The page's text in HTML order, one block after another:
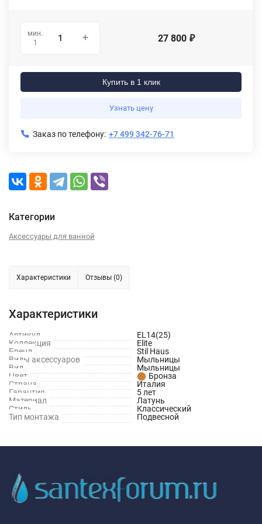
мин.
1
27 800 ₽
Купить в 1 клик
Узнать цену
Заказ по телефону: +7 499 342-76-71
Категории
Аксессуары для ванной
Характеристики Отзывы (0)
Характеристики
Артикул
EL14(25)
Коллекция
Elite
Бренд
Stil Haus
Виды аксессуаров
Мыльницы
Вид
Мыльницы
Цвет
Бронза
Страна
Италия
Гарантия
5 лет
Материал
Латунь
Стиль
Классический
Тип монтажа
Подвесной